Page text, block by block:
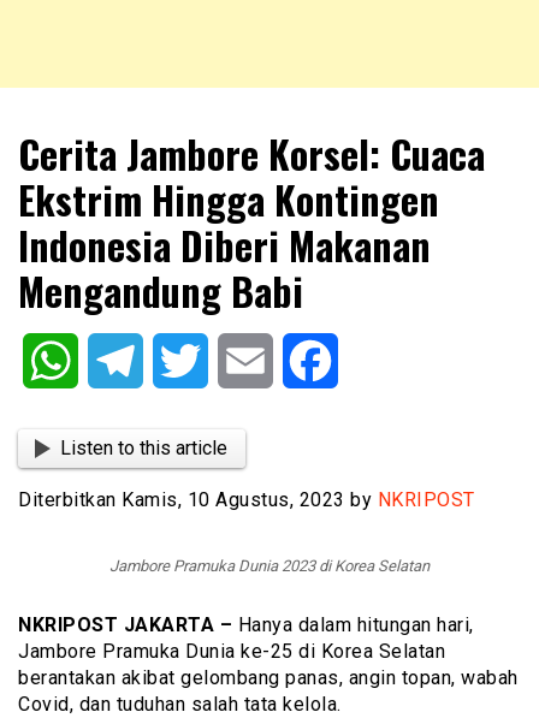
NKRIPOST
Cerita Jambore Korsel: Cuaca
Ekstrim Hingga Kontingen
Indonesia Diberi Makanan
Mengandung Babi
WhatsAppTelegram Twitter Email
Listen to this article
Diterbitkan Kamis, 10 Agustus, 2023 by NKRIPOST
Jambore Pramuka Dunia 2023 di Korea Selatan
NKRIPOST JAKARTA – Hanya dalam hitungan hari,
Jambore Pramuka Dunia ke-25 di Korea Selatan
berantakan akibat gelombang panas, angin topan, wabah
Covid, dan tuduhan salah tata kelola.